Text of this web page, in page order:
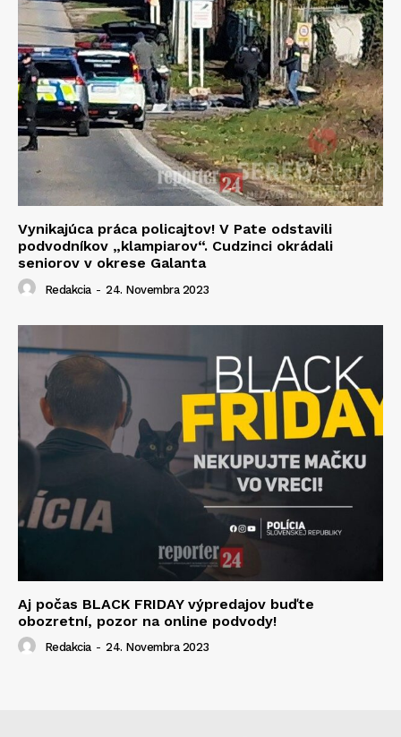
Vynikajúca práca policajtov! V Pate odstavili
podvodníkov „klampiarov“. Cudzinci okrádali
seniorov v okrese Galanta
Redakcia - 24. Novembra 2023
Aj počas BLACK FRIDAY výpredajov buďte
obozretní, pozor na online podvody!
Redakcia - 24. Novembra 2023